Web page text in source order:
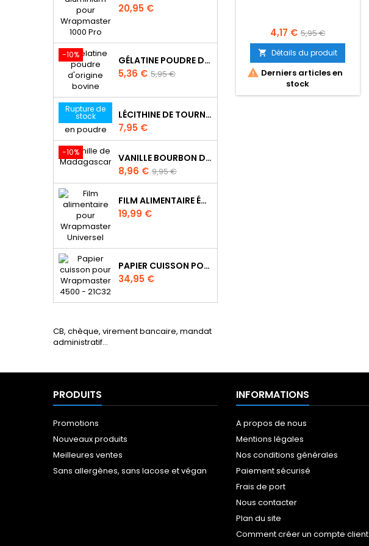
Prix
20,95 €
-10% GÉLATINE POUDRE D'ORIGINE BOVINE
Prix
5,36 € Prix
base
5,95 €
Rupture de
stock LÉCITHINE DE TOURNESOL EN POUDRE
Prix
7,95 €
-10% VANILLE BOURBON DE MADAGASCAR
Prix
8,96 € Prix
de
base
9,95 €
FILM ALIMENTAIRE ÉTIRABLE WRAPMASTER 30CM X 100M - UDC2017
Prix
19,99 €
PAPIER CUISSON POUR WRAPMASTER 4500 - 21C32
Prix
34,95 €
CB, chèque, virement bancaire, mandat
administratif...
Prix
4,17 € Prix
de
base
5,95 €
 Détails du produit
 Derniers articles en
stock
PRODUITS
Promotions
Nouveaux produits
Meilleures ventes
Sans allergènes, sans lacose et végan
INFORMATIONS
A propos de nous
Mentions légales
Nos conditions générales
Paiement sécurisé
Frais de port
Nous contacter
Plan du site
Comment créer un compte client